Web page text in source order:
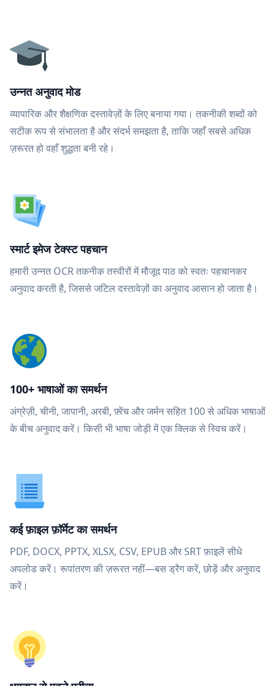
उन्नत अनुवाद मोड
व्यापारिक और शैक्षणिक दस्तावेज़ों के लिए बनाया गया। तकनीकी शब्दों को
सटीक रूप से संभालता है और संदर्भ समझता है, ताकि जहाँ सबसे अधिक
ज़रूरत हो वहाँ शुद्धता बनी रहे।
स्मार्ट इमेज टेक्स्ट पहचान
हमारी उन्नत OCR तकनीक तस्वीरों में मौजूद पाठ को स्वतः पहचानकर
अनुवाद करती है, जिससे जटिल दस्तावेज़ों का अनुवाद आसान हो जाता है।
100+ भाषाओं का समर्थन
अंग्रेज़ी, चीनी, जापानी, अरबी, फ़्रेंच और जर्मन सहित 100 से अधिक भाषाओं
के बीच अनुवाद करें। किसी भी भाषा जोड़ी में एक क्लिक से स्विच करें।
कई फ़ाइल फ़ॉर्मेट का समर्थन
PDF, DOCX, PPTX, XLSX, CSV, EPUB और SRT फ़ाइलें सीधे
अपलोड करें। रूपांतरण की ज़रूरत नहीं—बस ड्रैग करें, छोड़ें और अनुवाद
करें।